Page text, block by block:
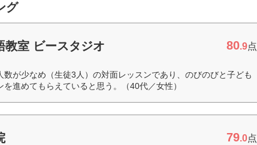
グ
教室 ビースタジオ 80.9点
が少なめ（生徒3人）の対面レッスンであり、のびのびと子ども
進めてもらえていると思う。（40代／女性）
79.0点